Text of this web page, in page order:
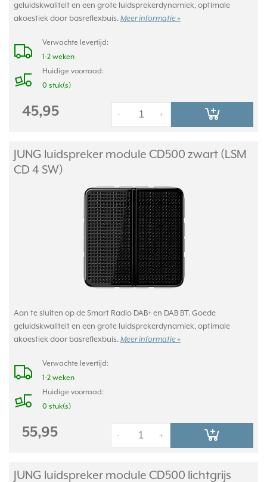
geluidskwaliteit en een grote luidsprekerdynamiek, optimale
akoestiek door basreflexbuis. Meer informatie »
Verwachte levertijd:
1-2 weken
Huidige voorraad:
0 stuk(s)
45,95 +
-
JUNG luidspreker module CD500 zwart (LSM
CD 4 SW)
Aan te sluiten op de Smart Radio DAB+ en DAB BT. Goede
geluidskwaliteit en een grote luidsprekerdynamiek, optimale
akoestiek door basreflexbuis. Meer informatie »
Verwachte levertijd:
1-2 weken
Huidige voorraad:
0 stuk(s)
55,95 +
-
JUNG luidspreker module CD500 lichtgrijs